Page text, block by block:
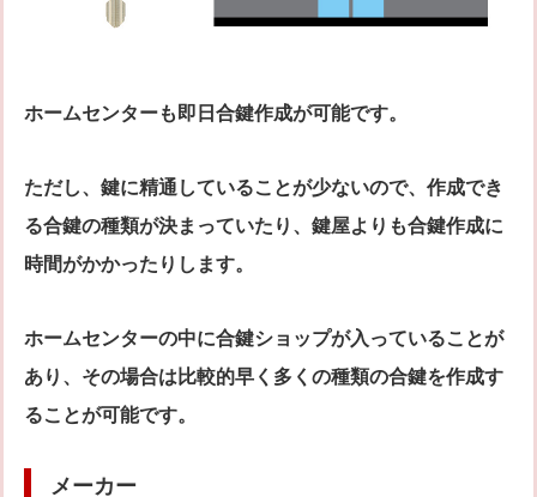
ホームセンターも即日合鍵作成が可能です。
ただし、鍵に精通していることが少ないので、作成でき
る合鍵の種類が決まっていたり、鍵屋よりも合鍵作成に
時間がかかったりします。
ホームセンターの中に合鍵ショップが入っていることが
あり、その場合は比較的早く多くの種類の合鍵を作成す
ることが可能です。
メーカー